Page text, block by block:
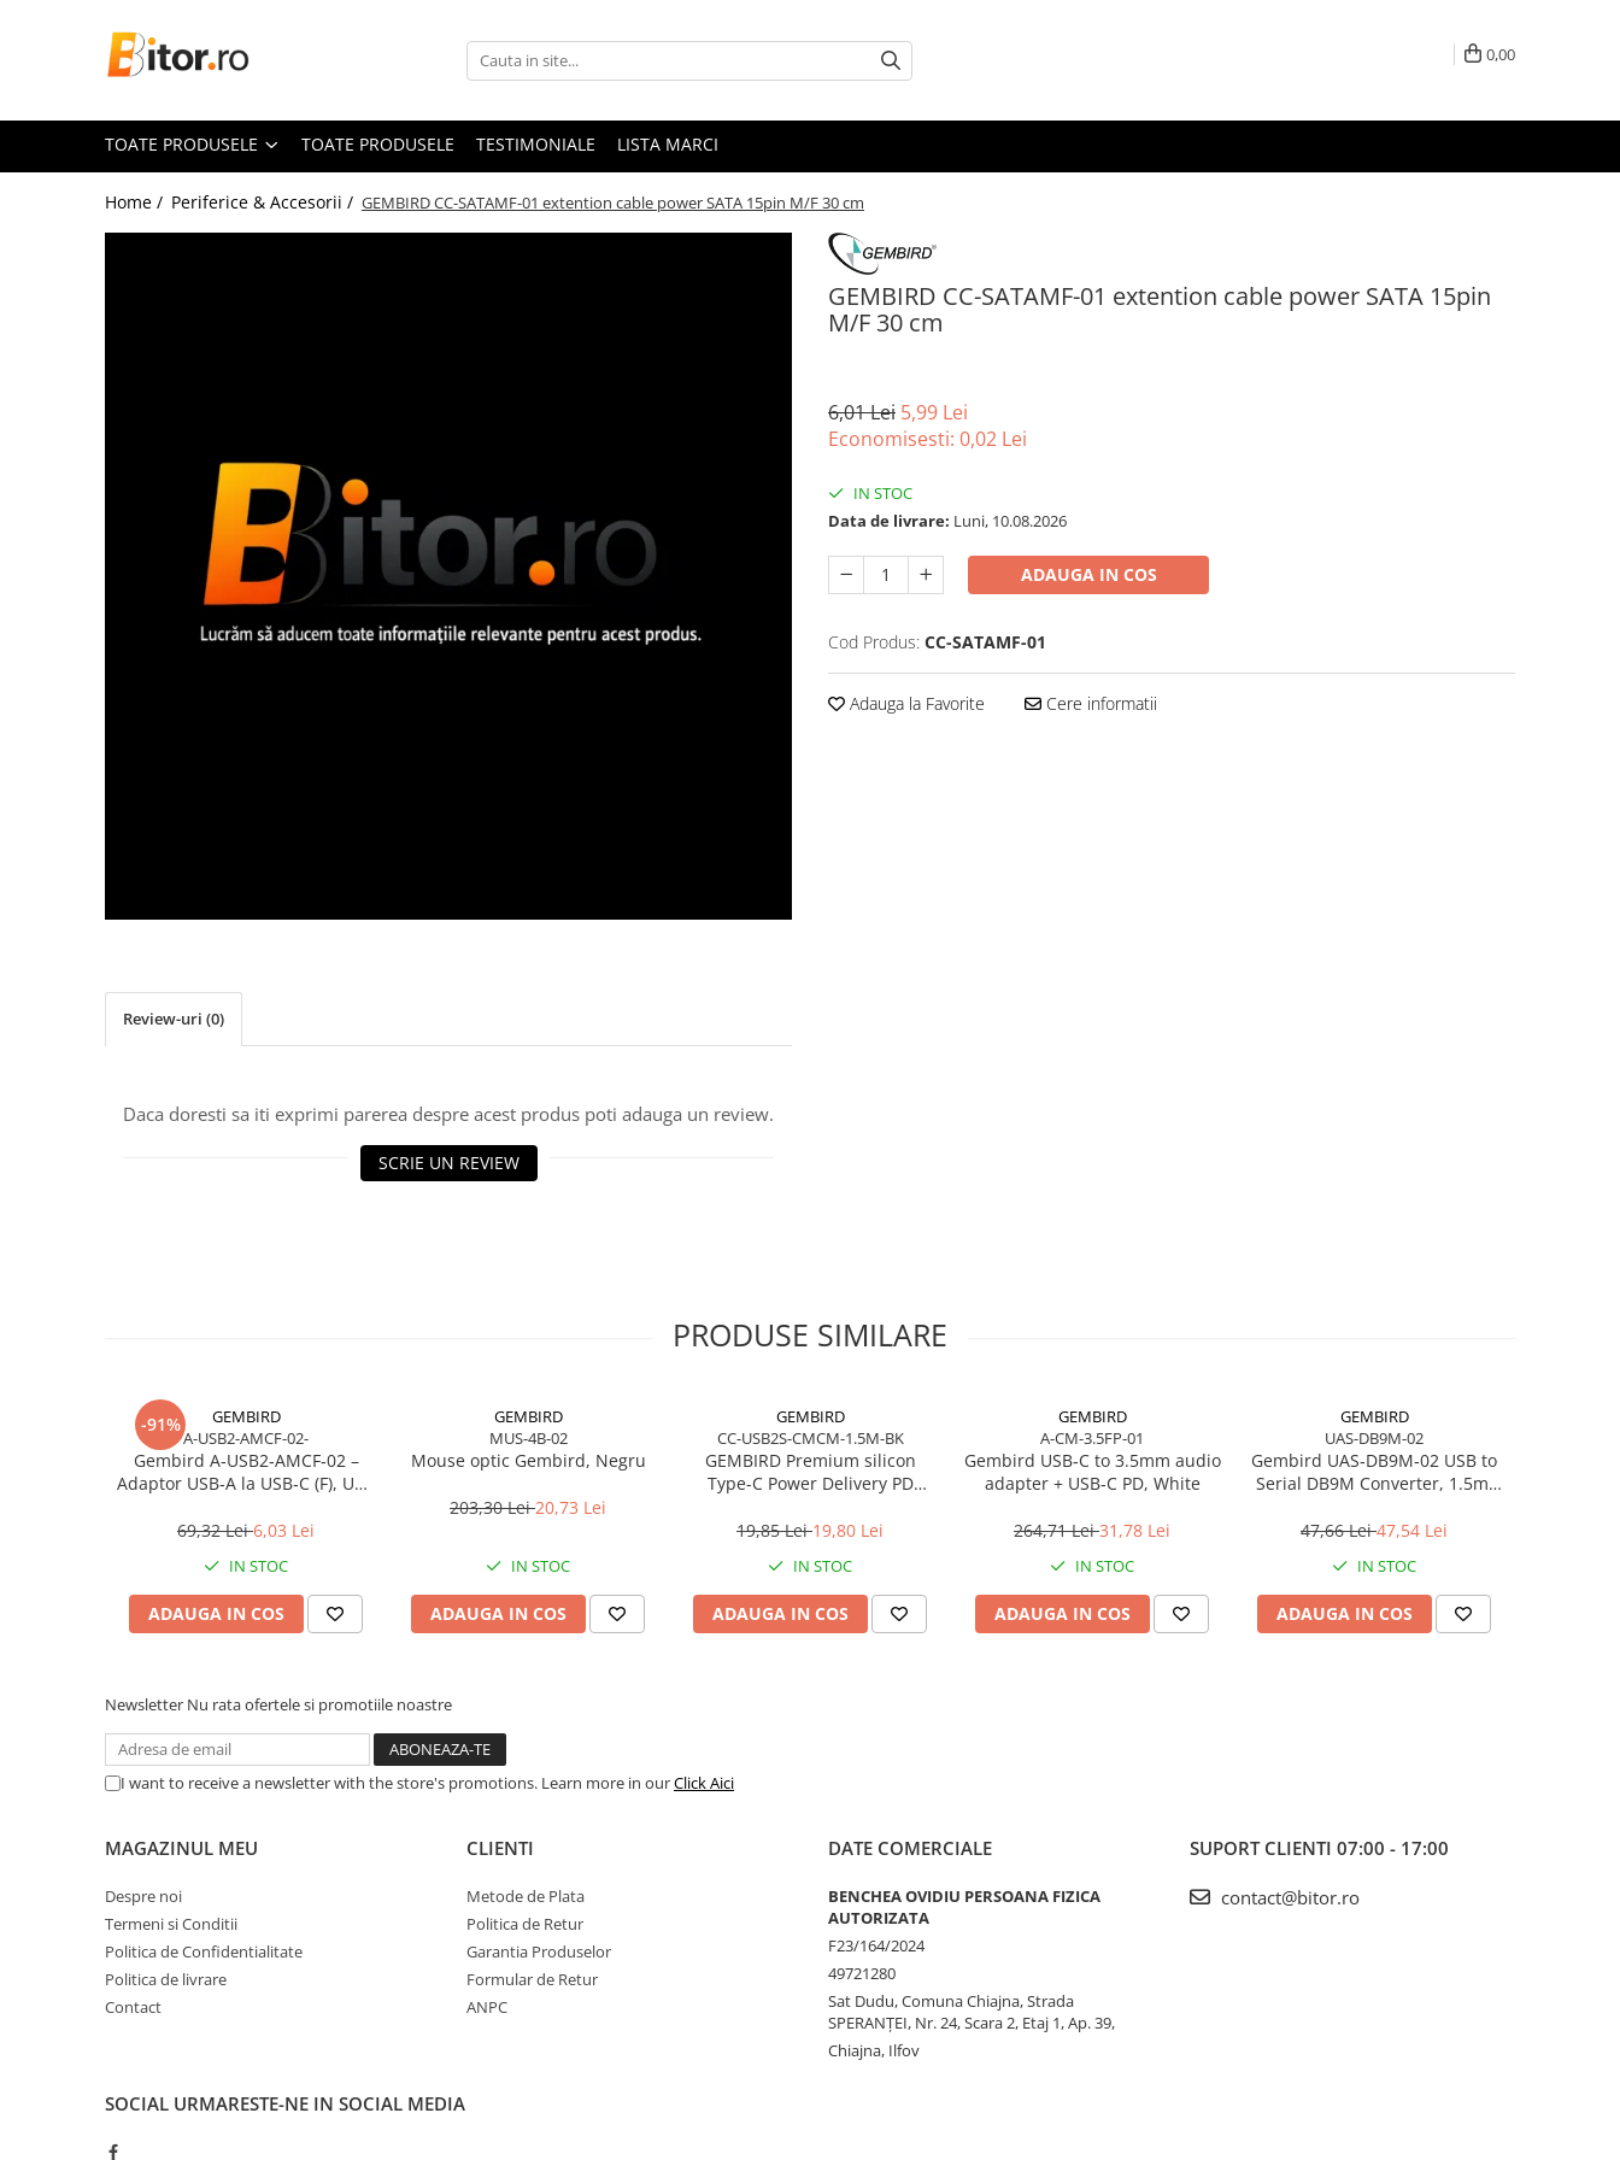
Toate Produsele
Laptop-uri Gaming
Laptop-uri Workstation
Imprimante & Multifuncționale
Imprimanta Laser Mono
Multifuncțional Cerneală
Scannere Documente
Suporturi TV Birou
Suporturi TV Perete
Boxe PC & Soundbar
Boxe Wireless & Portabile
Camere Foto & Sisteme Optice
Caști & Microfoane
Căști Gaming & Consumer
Microfoane & Reportofoane
Display & signage
Ecrane Digital Signage
Proiectoare
Proiectoare Business
Proiectoare Consumer
Componente
Plăci de baza
0,00
TOATE PRODUSELE TOATE PRODUSELE TESTIMONIALE LISTA MARCI
Home / Periferice & Accesorii / GEMBIRD CC-SATAMF-01 extention cable power SATA 15pin M/F 30 cm
GEMBIRD CC-SATAMF-01 extention cable power SATA 15pin
M/F 30 cm
6,01 Lei 5,99 Lei
Economisesti: 0,02 Lei
IN STOC
Data de livrare: Luni, 10.08.2026
ADAUGA IN COS
Cod Produs: CC-SATAMF-01
Adauga la Favorite Cere informatii
Review-uri (0)
Daca doresti sa iti exprimi parerea despre acest produs poti adauga un review.
SCRIE UN REVIEW
PRODUSE SIMILARE
-91%
GEMBIRD
A-USB2-AMCF-02-
Gembird A‑USB2‑AMCF‑02 –
Adaptor USB‑A la USB‑C (F), USB
69,32 Lei6,03 Lei
IN STOC
ADAUGA IN COS
GEMBIRD
MUS-4B-02
Mouse optic Gembird, Negru
203,30 Lei20,73 Lei
IN STOC
ADAUGA IN COS
GEMBIRD
CC-USB2S-CMCM-1.5M-BK
GEMBIRD Premium silicon
Type-C Power Delivery PD
black
19,85 Lei19,80 Lei
IN STOC
ADAUGA IN COS
GEMBIRD
A-CM-3.5FP-01
Gembird USB‑C to 3.5mm audio
adapter + USB‑C PD, White
264,71 Lei31,78 Lei
IN STOC
ADAUGA IN COS
GEMBIRD
UAS-DB9M-02
Gembird UAS‑DB9M‑02 USB to
Serial DB9M Converter, 1.5m,
47,66 Lei47,54 Lei
IN STOC
ADAUGA IN COS
Newsletter Nu rata ofertele si promotiile noastre
I want to receive a newsletter with the store's promotions. Learn more in ourClick Aici
MAGAZINUL MEU
Despre noi
Termeni si Conditii
Politica de Confidentialitate
Politica de livrare
Contact
CLIENTI
Metode de Plata
Politica de Retur
Garantia Produselor
Formular de Retur
ANPC
DATE COMERCIALE
BENCHEA OVIDIU PERSOANA FIZICA
AUTORIZATA
F23/164/2024
49721280
Sat Dudu, Comuna Chiajna, Strada
SPERANŢEI, Nr. 24, Scara 2, Etaj 1, Ap. 39,
Chiajna, Ilfov
SUPORT CLIENTI 07:00 - 17:00
contact@bitor.ro
SOCIAL URMARESTE-NE IN SOCIAL MEDIA